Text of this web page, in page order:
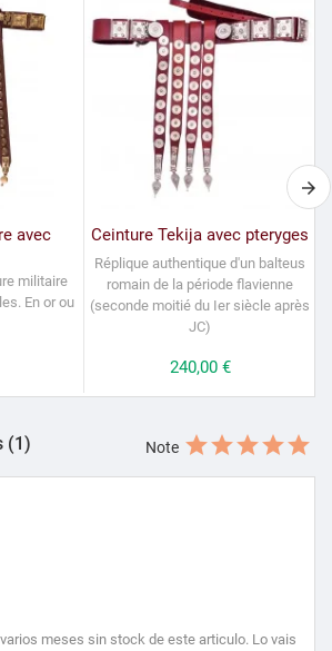
avec
militaire
En or ou
Ceinture Tekija avec pteryges
Réplique authentique d'un balteus
romain de la période flavienne
(seconde moitié du Ier siècle après
JC)
Prix
240,00 €
(1) Note
meses sin stock de este articulo. Lo vais